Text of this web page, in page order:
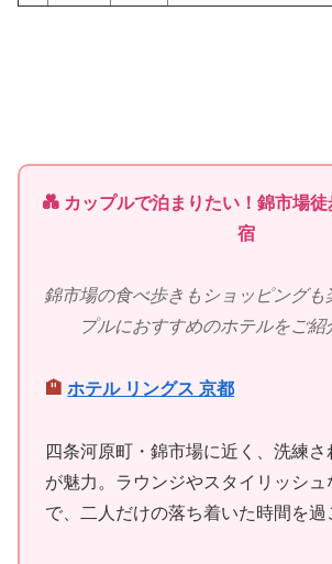
💑 カップルで泊まりたい！錦市場
宿
錦市場の食べ歩きもショッピングも
プルにおすすめのホテルをご紹
🏨ホテル リングス 京都
四条河原町・錦市場に近く、洗練さ
が魅力。ラウンジやスタイリッシュ
で、二人だけの落ち着いた時間を過